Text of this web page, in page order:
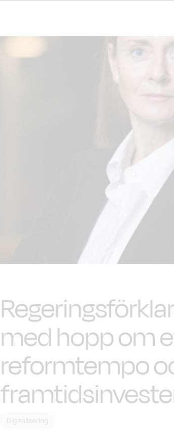
med hopp om
reformtempo
Digitalisering